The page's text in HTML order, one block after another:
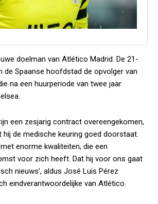
doelman van Atlético Madrid. De 21-
de Spaanse hoofdstad de opvolger van
na een huurperiode van twee jaar
een zesjarig contract overeengekomen,
de medische keuring goed doorstaat.
enorme kwaliteiten, die een
voor zich heeft. Dat hij voor ons gaat
nieuws’, aldus José Luis Pérez
eindverantwoordelijke van Atlético.